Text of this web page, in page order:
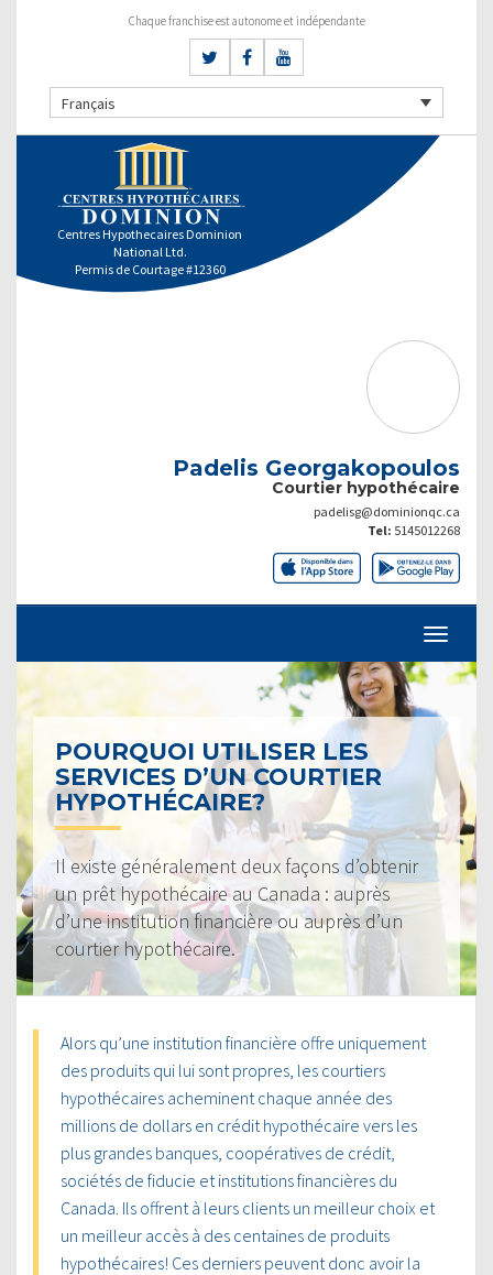
Chaque franchise est autonome et indépendante
Français
Centres Hypothecaires Dominion
National Ltd.
Permis de Courtage #12360
Padelis Georgakopoulos
Courtier hypothécaire
padelisg@dominionqc.ca
Tel: 5145012268
POURQUOI UTILISER LES
SERVICES D’UN COURTIER
HYPOTHÉCAIRE?
Il existe généralement deux façons d’obtenir
un prêt hypothécaire au Canada : auprès
d’une institution financière ou auprès d’un
courtier hypothécaire.
Alors qu’une institution financière offre uniquement
des produits qui lui sont propres, les courtiers
hypothécaires acheminent chaque année des
millions de dollars en crédit hypothécaire vers les
plus grandes banques, coopératives de crédit,
sociétés de fiducie et institutions financières du
Canada. Ils offrent à leurs clients un meilleur choix et
un meilleur accès à des centaines de produits
hypothécaires! Ces derniers peuvent donc avoir la